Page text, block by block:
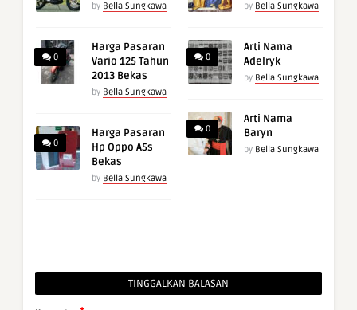
by Bella Sungkawa
0
Harga Pasaran
Vario 125 Tahun
2013 Bekas
by Bella Sungkawa
0
Harga Pasaran
Hp Oppo A5s
Bekas
by Bella Sungkawa
by Bella Sungkawa
0
Arti Nama
Adelryk
by Bella Sungkawa
0
Arti Nama
Baryn
by Bella Sungkawa
TINGGALKAN BALASAN